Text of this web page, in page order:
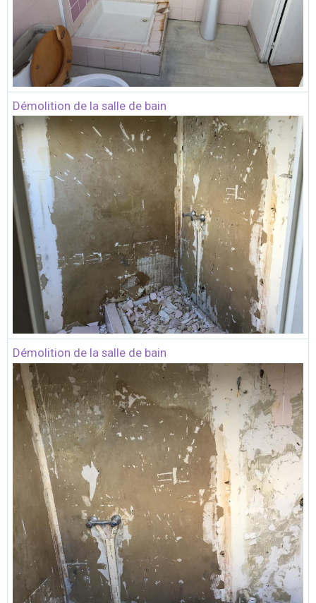
Démolition de la salle de bain
Démolition de la salle de bain